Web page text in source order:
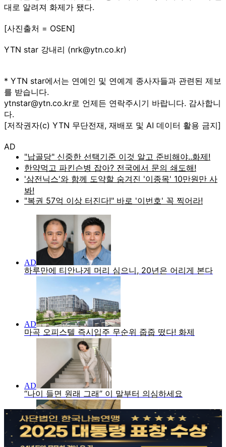
대로 알려져 화제가 됐다.
[사진출처 = OSEN]
YTN star 강내리 (nrk@ytn.co.kr)
* YTN star에서는 연예인 및 연예계 종사자들과 관련된 제보
를 받습니다.
ytnstar@ytn.co.kr로 언제든 연락주시기 바랍니다. 감사합니
다.
[저작권자(c) YTN 무단전재, 재배포 및 AI 데이터 활용 금지]
AD